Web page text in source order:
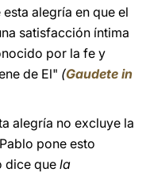
alegría en que el
satisfacción íntima
por la fe y
de El" (Gaudete in
alegría no excluye la
pone esto
dice quela